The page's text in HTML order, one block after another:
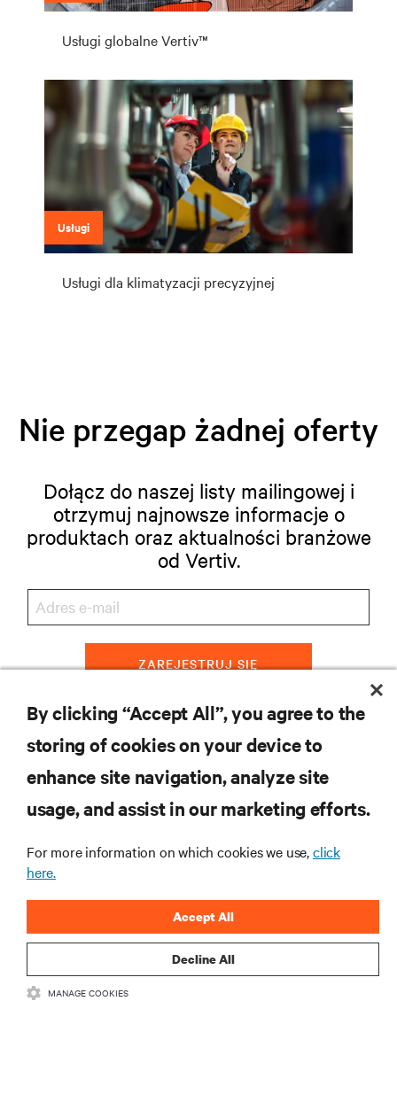
Usługi globalne Vertiv™
Usługi
Usługi dla klimatyzacji precyzyjnej
Nie przegap żadnej oferty
Dołącz do naszej listy mailingowej i
otrzymuj najnowsze informacje o
produktach oraz aktualności branżowe
od Vertiv.
ZAREJESTRUJ SIĘ
WSPARCIE
O NAS
DOŁĄCZ DO NAS
By clicking “Accept All”, you agree to the
storing of cookies on your device to
enhance site navigation, analyze site
usage, and assist in our marketing efforts.
For more information on which cookies we use,click
here.
Decline All
Accept All
MANAGE COOKIES